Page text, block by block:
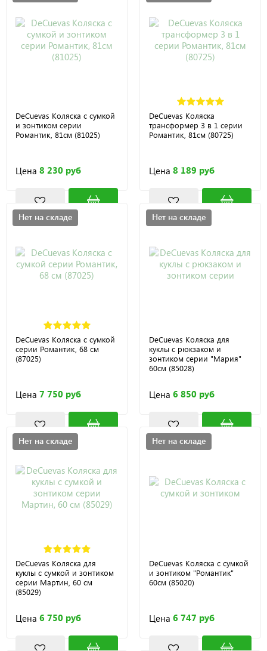
DeCuevas Коляска с сумкой
и зонтиком серии
Романтик, 81см (81025)
Цена 8 230 руб
DeCuevas Коляска
трансформер 3 в 1 серии
Романтик, 81см (80725)
Цена 8 189 руб
Нет на складе
DeCuevas Коляска с сумкой
серии Романтик, 68 см
(87025)
Цена 7 750 руб
Нет на складе
DeCuevas Коляска для
куклы с рюкзаком и
зонтиком серии "Мария"
60см (85028)
Цена 6 850 руб
Нет на складе
DeCuevas Коляска для
куклы с сумкой и зонтиком
серии Мартин, 60 см
(85029)
Цена 6 750 руб
Нет на складе
DeCuevas Коляска с сумкой
и зонтиком "Романтик"
60см (85020)
Цена 6 747 руб